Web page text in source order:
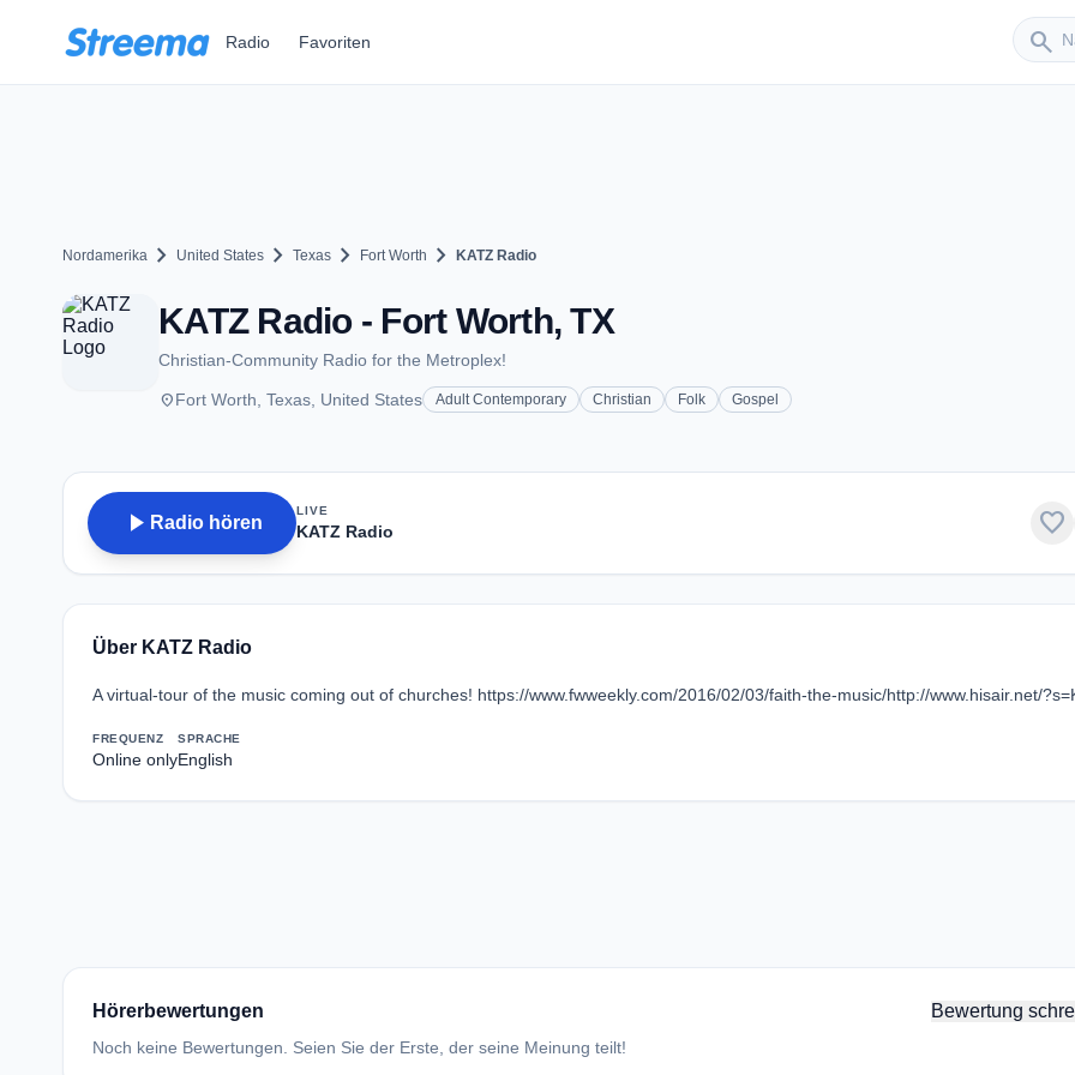
Radio Favoriten search
Sender
Nordamerika chevron_right United States chevron_right Texas chevron_right Fort Worth chevron_right KATZ Radio
KATZ Radio - Fort Worth, TX
Christian-Community Radio for the Metroplex!
placeFort Worth, Texas, United States Adult Contemporary Christian Folk Gospel
play_arrow Radio hören
LIVE
KATZ Radio favorite
Über KATZ Radio
A virtual-tour of the music coming out of churches! https://www.fwweekly.com/2016/02/03/faith-the-music/http://www.hisair.net/
FREQUENZ
Online only
SPRACHE
English
Hörerbewertungen Bewertung
Noch keine Bewertungen. Seien Sie der Erste, der seine Meinung teilt!